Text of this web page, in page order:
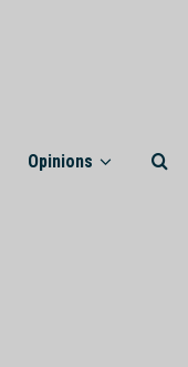
Opinions